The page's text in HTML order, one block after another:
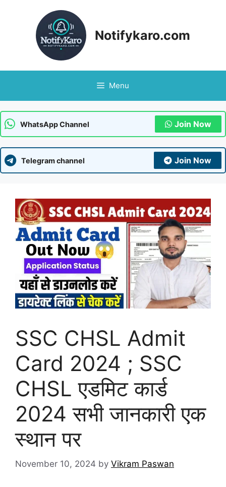
Notifykaro.com
Menu
WhatsApp Channel Join Now
Telegram channel Join Now
SSC CHSL Admit
Card 2024 ; SSC
CHSL एडमिट कार्ड
2024 सभी जानकारी एक
स्थान पर
November 10, 2024 by Vikram Paswan